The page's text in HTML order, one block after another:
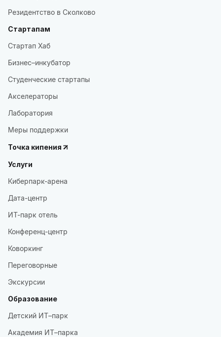
Резидентство в Сколково
Стартапам
Стартап Хаб
Бизнес–инкубатор
Студенческие стартапы
Акселераторы
Лаборатория
Меры поддержки
Точка кипения
Услуги
Киберпарк-арена
Дата-центр
ИТ-парк отель
Конференц-центр
Коворкинг
Переговорные
Экскурсии
Образование
Детский ИТ–парк
Академия ИТ–парка